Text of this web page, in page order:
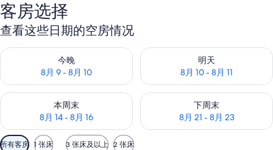
客房选择
查看这些日期的空房情况
今晚
8月 9 - 8月 10
查看今晚的空房情况：8月 9 - 8月 10
明天
8月 10 - 8月 11
查看明天的空房情况：8月 10 -
本周末
8月 14 - 8月 16
查看本周末的空房情况：8月 14 - 8月 16
下周末
8月 21 - 8月 23
查看下周末的空房情况：8月
可
所有客房 1 张床 3 张床及以上 2 张床